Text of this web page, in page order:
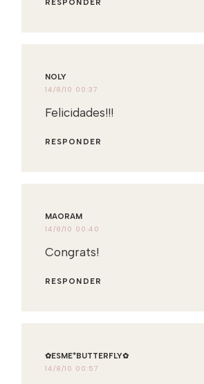
RESPONDER
NOLY
14/8/10 00:37
Felicidades!!!
RESPONDER
MAORAM
14/8/10 00:40
Congrats!
RESPONDER
✿ESME*BUTTERFLY✿
14/8/10 00:57